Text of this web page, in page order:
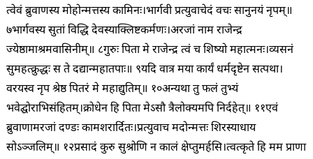
त्वेवं ब्रुवाणस्य मोहोन्मत्तस्य कामिनः।भार्गवी प्रत्युवाचेदं वचः सानुनयं नृपम्॥
७भार्गवस्य सुतां विद्धि देवस्याक्लिष्टकर्मणः।अरजां नाम राजेन्द्र
ज्येष्ठामाश्रमवासिनीम्॥ ८गुरुः पिता मे राजेन्द्र त्वं च शिष्यो महात्मनः।व्यसनं
सुमहत्क्रुद्धः स ते दद्यान्महातपाः॥ ९यदि वात्र मया कार्यं धर्मदृष्टेन सत्पथा।
वरयस्व नृप श्रेष्ठ पितरं मे महाद्युतिम्॥ १०अन्यथा तु फलं तुभ्यं
भवेद्घोराभिसंहितम्।क्रोधेन हि पिता मेऽसौ त्रैलोक्यमपि निर्दहेत्॥ ११एवं
ब्रुवाणामरजां दण्डः कामशरार्दितः।प्रत्युवाच मदोन्मत्तः शिरस्याधाय
सोऽञ्जलिम्॥ १२प्रसादं कुरु सुश्रोणि न कालं क्षेप्तुमर्हसि।त्वत्कृते हि मम प्राणा